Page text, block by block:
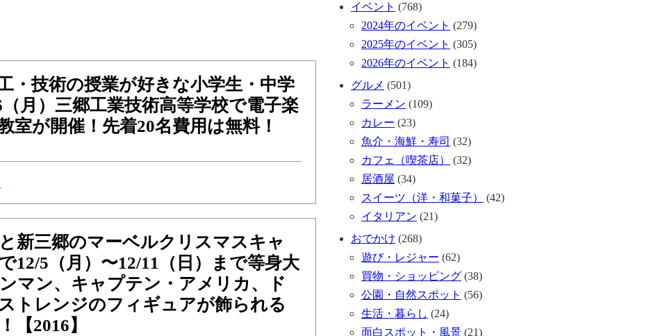
・技術の授業が好きな小学生・中学
月）三郷工業技術高等学校で電子楽
室が開催！先着20名費用は無料！
新三郷のマーベルクリスマスキャ
12/5（月）〜12/11（日）まで等身大
マン、キャプテン・アメリカ、ド
トレンジのフィギュアが飾られる
【2016】
イベント (768)
2024年のイベント (279)
2025年のイベント (305)
2026年のイベント (184)
グルメ (501)
ラーメン (109)
カレー (23)
魚介・海鮮・寿司 (32)
カフェ（喫茶店）
(32)
居酒屋 (34)
スイーツ（洋・和菓子）
(42)
イタリアン (21)
おでかけ (268)
遊び・レジャー (62)
買物・ショッピング (38)
公園・自然スポット (56)
生活・暮らし (24)
面白スポット・風景 (21)